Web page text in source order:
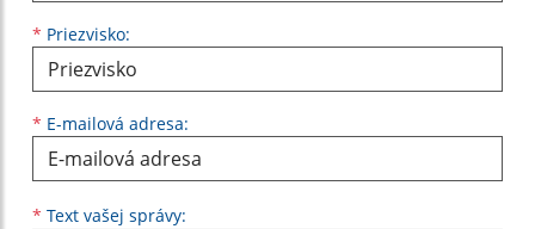
* Priezvisko:
* E-mailová adresa:
* Text vašej správy: